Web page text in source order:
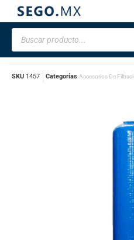
SKU 1457 Categorías Accesorios De